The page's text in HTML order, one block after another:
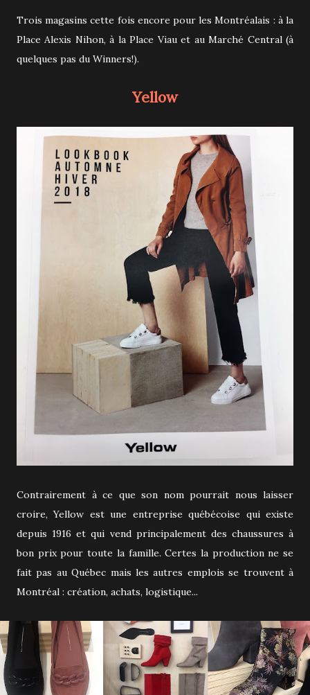
Trois magasins cette fois encore pour les Montréalais : à la
Place Alexis Nihon, à la Place Viau et au Marché Central (à
quelques pas du Winners!).
Yellow
Contrairement à ce que son nom pourrait nous laisser
croire, Yellow est une entreprise québécoise qui existe
depuis 1916 et qui vend principalement des chaussures à
bon prix pour toute la famille. Certes la production ne se
fait pas au Québec mais les autres emplois se trouvent à
Montréal : création, achats, logistique...